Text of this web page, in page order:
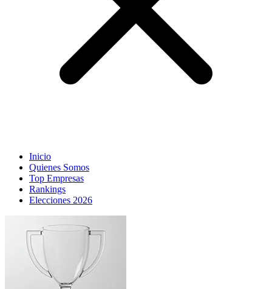
Inicio
Quienes Somos
Top Empresas
Rankings
Elecciones 2026